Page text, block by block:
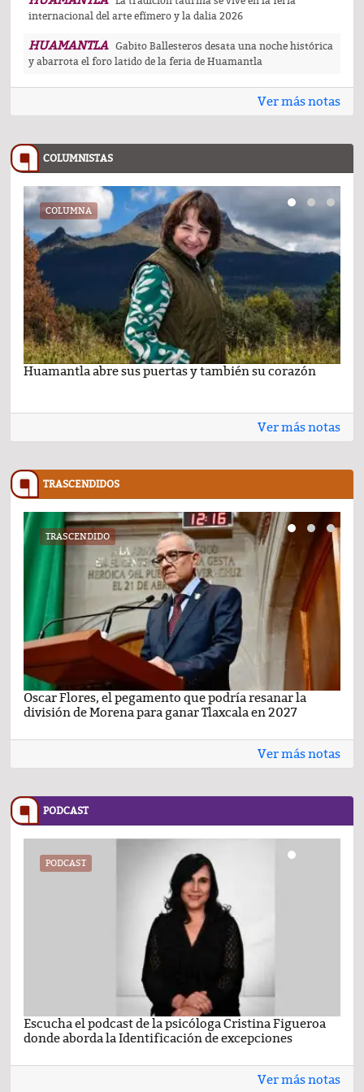
internacional del arte efímero y la dalia 2026
HUAMANTLA
Gabito Ballesteros desata una noche histórica
y abarrota el foro latido de la feria de Huamantla
Ver más notas
COLUMNISTAS
COLUMNA
Huamantla abre sus puertas y también su corazón
Ver más notas
TRASCENDIDOS
TRASCENDIDO
Oscar Flores, el pegamento que podría resanar la
división de Morena para ganar Tlaxcala en 2027
Ver más notas
PODCAST
PODCAST
Escucha el podcast de la psicóloga Cristina Figueroa
donde aborda la Identificación de excepciones
Ver más notas